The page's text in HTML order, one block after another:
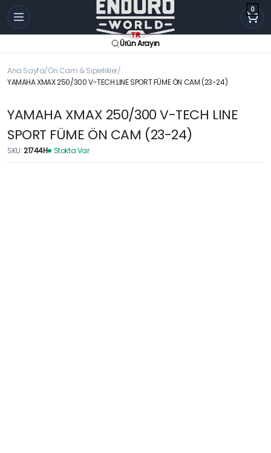
0
Ürün Arayın
Ana Sayfa Ön Cam & Siperlikler
YAMAHA XMAX 250/300 V-TECH LINE SPORT FÜME ÖN CAM (23-24)
YAMAHA XMAX 250/300 V-TECH LINE
SPORT FÜME ÖN CAM (23-24)
SKU:21744H Stokta Var